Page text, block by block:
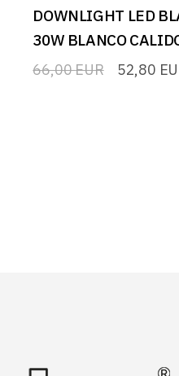
DOWNLIGHT LED
30W BLANCO
66,00EUR
El 52,80
El